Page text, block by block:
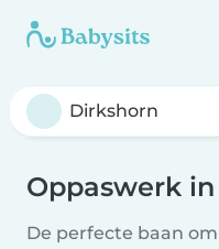
Oppaswerk
De perfecte baan